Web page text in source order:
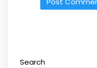
Search